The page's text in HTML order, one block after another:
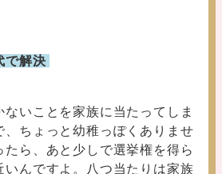
で解決
いことを家族に当たってしま
、ちょっと幼稚っぽくありませ
たら、あと少しで選挙権を得ら
いんですよ。八つ当たりは家族